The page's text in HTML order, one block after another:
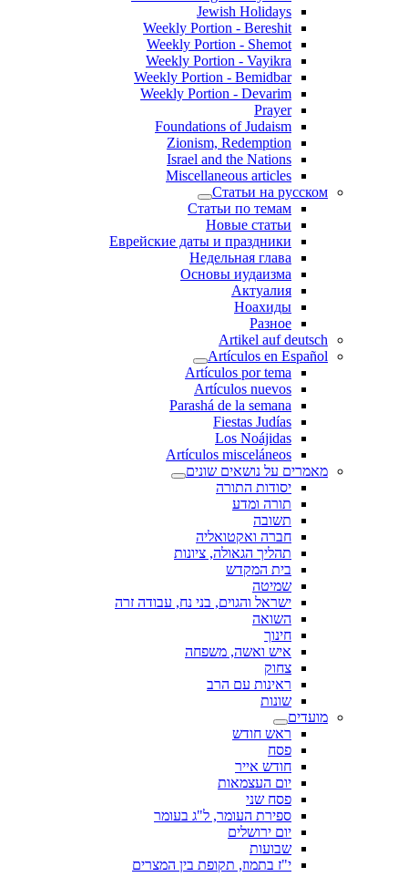
Jewish Holidays
Weekly Portion - Bereshit
Weekly Portion - Shemot
Weekly Portion - Vayikra
Weekly Portion - Bemidbar
Weekly Portion - Devarim
Prayer
Foundations of Judaism
Zionism, Redemption
Israel and the Nations
Miscellaneous articles
Статьи на русском
Статьи по темам
Новые статьи
Еврейские даты и праздники
Недельная глава
Основы иудаизма
Актуалия
Ноахиды
Разное
Artikel auf deutsch
Artículos en Español
Artículos por tema
Artículos nuevos
Parashá de la semana
Fiestas Judías
Los Noájidas
Artículos misceláneos
מאמרים על נושאים שונים
יסודות התורה
תורה ומדע
תשובה
חברה ואקטואליה
תהליך הגאולה, ציונות
בית המקדש
שמיטה
ישראל והגוים, בני נח, עבודה זרה
השואה
חינוך
איש ואשה, משפחה
צחוק
ראינות עם הרב
שונות
מועדים
ראש חודש
פסח
חודש אייר
יום העצמאות
פסח שני
ספירת העומר, ל"ג בעומר
יום ירושלים
שבועות
י"ז בתמוז, תקופת בין המצרים